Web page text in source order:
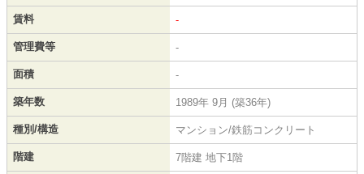
賃料 -
管理費等 -
面積 -
築年数 1989年 9月 (築36年)
種別/構造 マンション/鉄筋コンクリート
階建 7階建 地下1階